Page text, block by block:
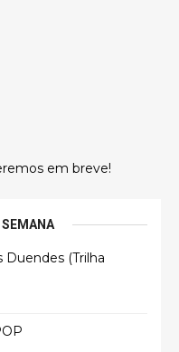
em breve!
Duendes (Trilha